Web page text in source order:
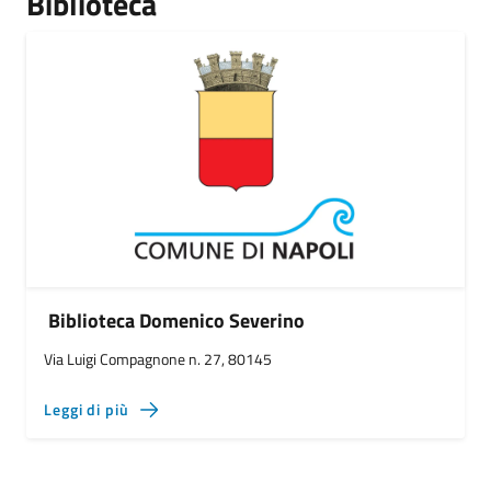
Biblioteca Domenico Severino
Via Luigi Compagnone n. 27, 80145
Leggi di più